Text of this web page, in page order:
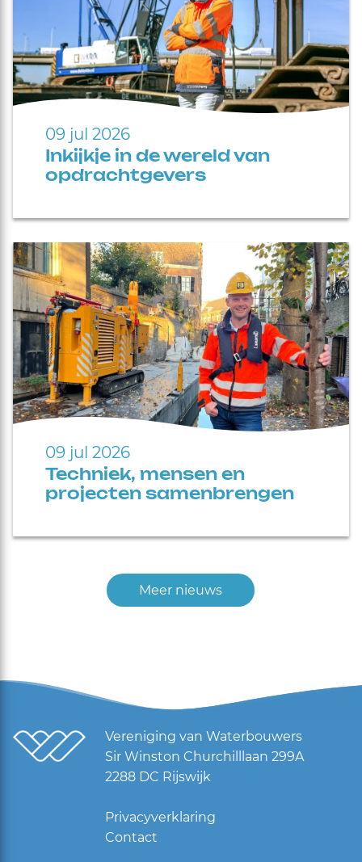
09 jul 2026
Inkijkje in de wereld van
opdrachtgevers
09 jul 2026
Techniek, mensen en
projecten samenbrengen
Meer nieuws
Vereniging van Waterbouwers
Sir Winston Churchilllaan 299A
2288 DC Rijswijk
Privacyverklaring
Contact